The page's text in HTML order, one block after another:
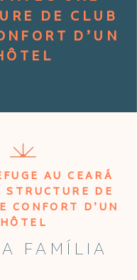
DE CLUB
D’UN
AU CEARÁ
STRUCTURE DE
CONFORT D’UN
HÔTEL
FAMÍLIA